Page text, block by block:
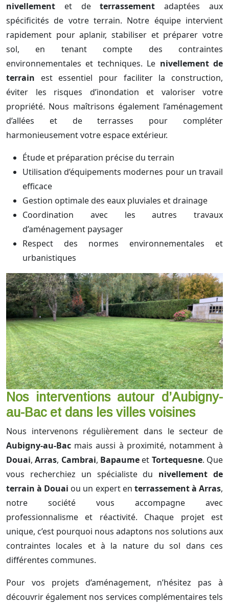
nivellement et deterrassement adaptées aux
spécificités de votre terrain. Notre équipe intervient
rapidement pour aplanir, stabiliser et préparer votre
sol, en tenant compte des contraintes
environnementales et techniques. Le nivellement de
terrain est essentiel pour faciliter la construction,
éviter les risques d’inondation et valoriser votre
propriété. Nous maîtrisons également l’aménagement
d’allées et de terrasses pour compléter
harmonieusement votre espace extérieur.
Étude et préparation précise du terrain
Utilisation d’équipements modernes pour un travail
efficace
Gestion optimale des eaux pluviales et drainage
Coordination avec les autres travaux
d’aménagement paysager
Respect des normes environnementales et
urbanistiques
Nos interventions autour d’Aubigny-
au-Bac et dans les villes voisines
Nous intervenons régulièrement dans le secteur de
Aubigny-au-Bac mais aussi à proximité, notamment à
Douai,Arras, Cambrai, Bapaume et Tortequesne. Que
vous recherchiez un spécialiste du nivellement de
terrain à Douai ou un expert en terrassement à Arras,
notre société vous accompagne avec
professionnalisme et réactivité. Chaque projet est
unique, c’est pourquoi nous adaptons nos solutions aux
contraintes locales et à la nature du sol dans ces
différentes communes.
Pour vos projets d’aménagement, n’hésitez pas à
découvrir également nos services complémentaires tels